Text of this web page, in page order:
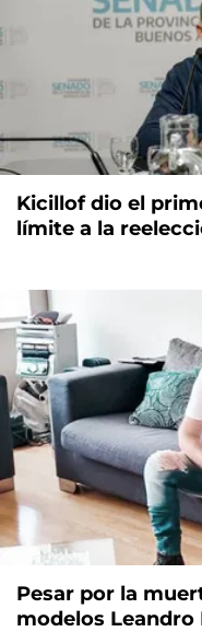
Kicillof dio el
límite a la
Pesar por la
modelos Leandro